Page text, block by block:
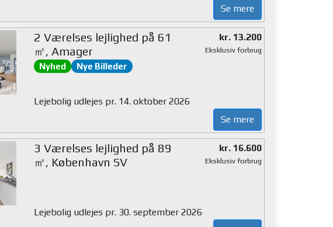
Se mere
2 Værelses lejlighed på 61
㎡, Amager
Nyhed Nye Billeder
kr. 13.200
Eksklusiv forbrug
Lejebolig udlejes pr. 14. oktober 2026
Se mere
3 Værelses lejlighed på 89
㎡, København SV
kr. 16.600
Eksklusiv forbrug
Lejebolig udlejes pr. 30. september 2026